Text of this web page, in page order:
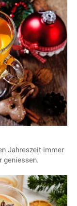
Jahreszeit immer
geniessen.